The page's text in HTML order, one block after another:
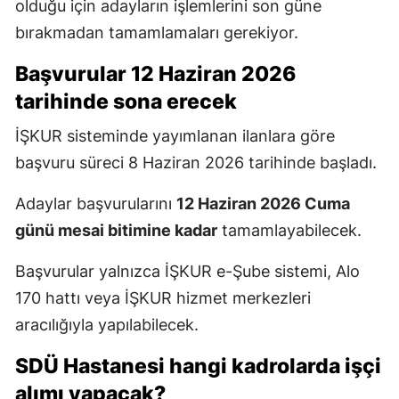
olduğu için adayların işlemlerini son güne
bırakmadan tamamlamaları gerekiyor.
Başvurular 12 Haziran 2026
tarihinde sona erecek
İŞKUR sisteminde yayımlanan ilanlara göre
başvuru süreci 8 Haziran 2026 tarihinde başladı.
Adaylar başvurularını 12 Haziran 2026 Cuma
günü mesai bitimine kadar tamamlayabilecek.
Başvurular yalnızca İŞKUR e-Şube sistemi, Alo
170 hattı veya İŞKUR hizmet merkezleri
aracılığıyla yapılabilecek.
SDÜ Hastanesi hangi kadrolarda işçi
alımı yapacak?